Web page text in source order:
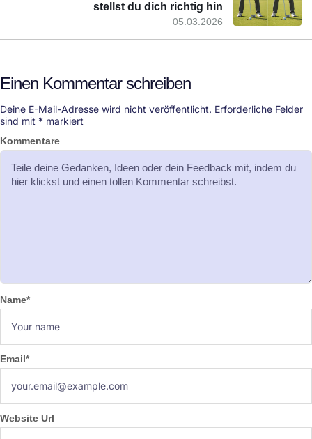
05.03.2026
stellst du dich richtig hin
Einen Kommentar schreiben
Deine E-Mail-Adresse wird nicht veröffentlicht. Erforderliche Felder
sind mit * markiert
Kommentare
Name*
Email*
Website Url